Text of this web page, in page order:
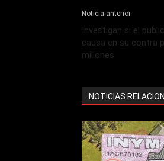
Noticia anterior
Investigan si el
causa en su contra
millones
NOTICIAS